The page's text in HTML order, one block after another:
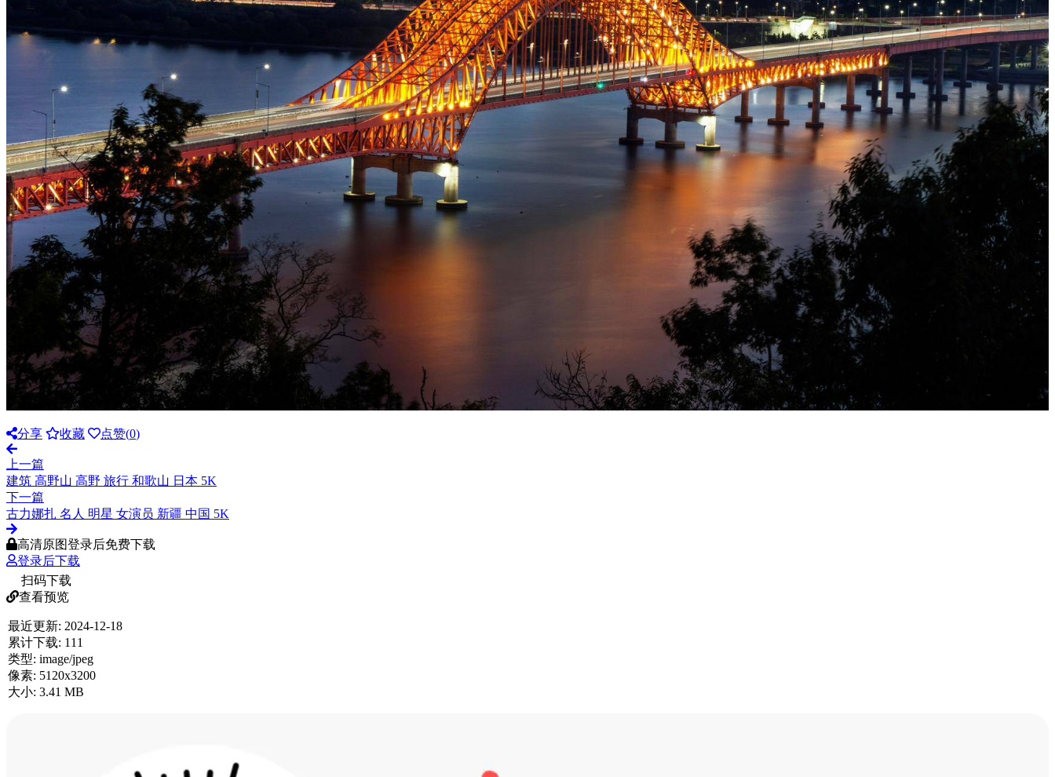
分享 收藏 点赞(0)
上一篇
建筑 高野山 高野 旅行 和歌山 日本 5K
下一篇
古力娜扎 名人 明星 女演员 新疆 中国 5K
高清原图登录后免费下载
登录后下载
扫码下载
查看预览
最近更新: 2024-12-18
累计下载: 111
类型: image/jpeg
像素: 5120x3200
大小: 3.41 MB